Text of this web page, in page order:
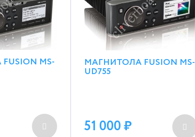
MS- МАГНИТОЛА FUSION MS-
UD755
51 000